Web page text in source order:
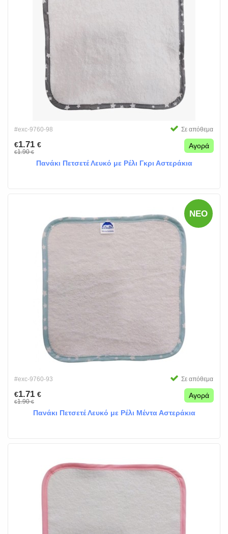
#exc-9760-98 Σε απόθεμα
€1.71 €
€1.90€
Αγορά
Πανάκι Πετσετέ Λευκό με Ρέλι Γκρι Αστεράκια
ΝΈΟ
#exc-9760-93 Σε απόθεμα
€1.71 €
€1.90€
Αγορά
Πανάκι Πετσετέ Λευκό με Ρέλι Μέντα Αστεράκια